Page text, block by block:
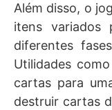
Além disso, o
itens
diferentes
Utilidades
cartas para
destruir cartas